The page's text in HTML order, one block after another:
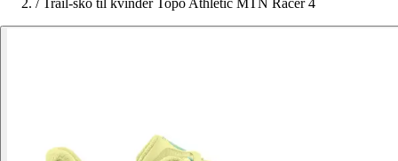
/ Trail-sko til kvinder Topo Athletic MTN Racer 4